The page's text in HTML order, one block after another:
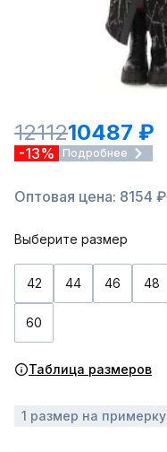
1211210487 ₽
-13% Подробнее
Оптовая цена: 8154 ₽
Выберите размер
42 44 46 48
60
Таблица размеров
1 размер на примерку